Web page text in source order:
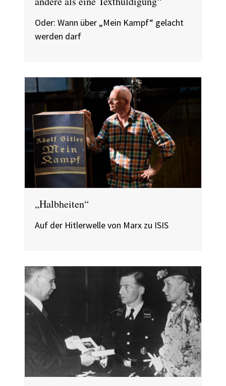
Oder: Wann über „Mein Kampf“ gelacht
werden darf
„Halbheiten“
Auf der Hitlerwelle von Marx zu ISIS